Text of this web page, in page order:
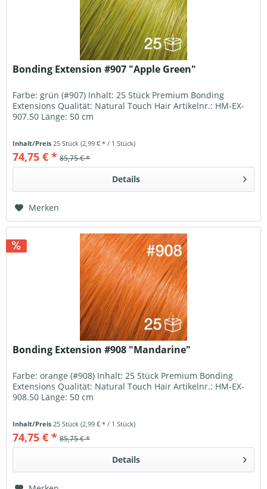
Bonding Extension #907 "Apple Green"
Farbe: grün (#907) Inhalt: 25 Stück Premium Bonding
Extensions Qualität: Natural Touch Hair Artikelnr.: HM-EX-
907.50 Länge: 50 cm
Inhalt/Preis25 Stück(2,99 € * / 1 Stück)
74,75 € * 85,75 € *
Details
Merken
Bonding Extension #908 "Mandarine"
Farbe: orange (#908) Inhalt: 25 Stück Premium Bonding
Extensions Qualität: Natural Touch Hair Artikelnr.: HM-EX-
908.50 Länge: 50 cm
Inhalt/Preis25 Stück(2,99 € * / 1 Stück)
74,75 € * 85,75 € *
Details